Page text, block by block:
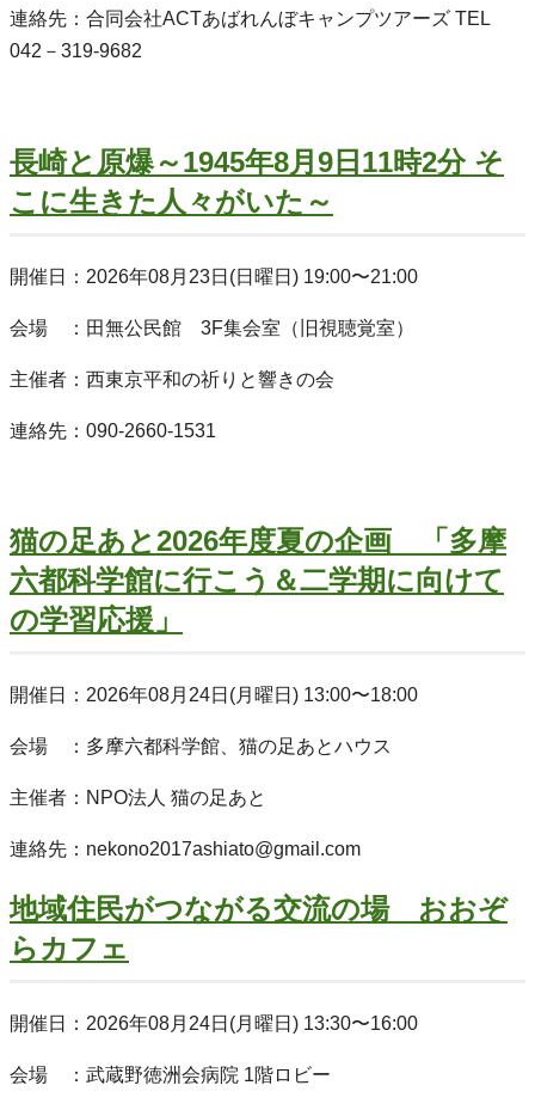
連絡先：合同会社ACTあばれんぼキャンプツアーズ TEL
042－319-9682
長崎と原爆～1945年8月9日11時2分 そ
こに生きた人々がいた～
開催日：2026年08月23日(日曜日) 19:00〜21:00
会場 ：田無公民館 3F集会室（旧視聴覚室）
主催者：西東京平和の祈りと響きの会
連絡先：090-2660-1531
猫の足あと2026年度夏の企画 「多摩
六都科学館に行こう＆二学期に向けて
の学習応援」
開催日：2026年08月24日(月曜日) 13:00〜18:00
会場 ：多摩六都科学館、猫の足あとハウス
主催者：NPO法人 猫の足あと
連絡先：nekono2017ashiato@gmail.com
地域住民がつながる交流の場 おおぞ
らカフェ
開催日：2026年08月24日(月曜日) 13:30〜16:00
会場 ：武蔵野徳洲会病院 1階ロビー